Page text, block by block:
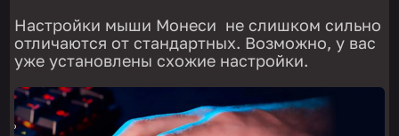
Настройки мыши Монеси не слишком сильно
отличаются от стандартных. Возможно, у вас
уже установлены схожие настройки.